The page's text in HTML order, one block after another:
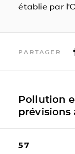
établie par
PARTAGER
Pollution
prévisions
57